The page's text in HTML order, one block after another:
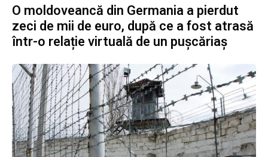
O moldoveancă din Germania a pierdut
zeci de mii de euro, după ce a fost atrasă
într-o relație virtuală de un pușcăriaș